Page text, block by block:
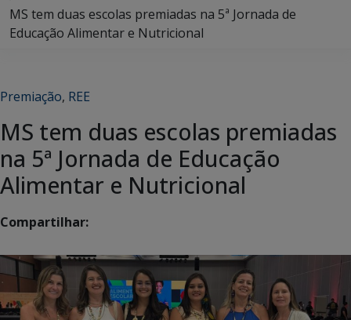
MS tem duas escolas premiadas na 5ª Jornada de
Educação Alimentar e Nutricional
Premiação, REE
MS tem duas escolas premiadas
na 5ª Jornada de Educação
Alimentar e Nutricional
Compartilhar: